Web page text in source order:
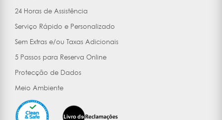
24 Horas de Assistência
Serviço Rápido e Personalizado
Sem Extras e/ou Taxas Adicionais
5 Passos para Reserva Online
Protecção de Dados
Meio Ambiente